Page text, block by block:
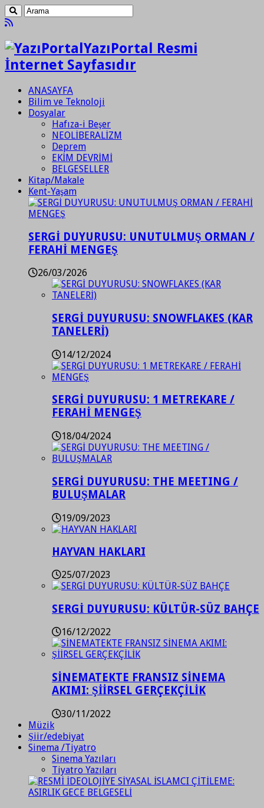
YazıPortal Resmi
İnternet Sayfasıdır
ANASAYFA
Bilim ve Teknoloji
Dosyalar
Hafıza-i Beşer
NEOLİBERALİZM
Deprem
EKİM DEVRİMİ
BELGESELLER
Kitap/Makale
Kent-Yaşam
SERGİ DUYURUSU: UNUTULMUŞ ORMAN /
FERAHİ MENGEŞ
26/03/2026
SERGİ DUYURUSU: SNOWFLAKES (KAR
TANELERİ)
14/12/2024
SERGİ DUYURUSU: 1 METREKARE /
FERAHİ MENGEŞ
18/04/2024
SERGİ DUYURUSU: THE MEETING /
BULUŞMALAR
19/09/2023
HAYVAN HAKLARI
25/07/2023
SERGİ DUYURUSU: KÜLTÜR-SÜZ BAHÇE
16/12/2022
SİNEMATEKTE FRANSIZ SİNEMA
AKIMI: ŞİİRSEL GERÇEKÇİLİK
30/11/2022
Müzik
Şiir/edebiyat
Sinema /Tiyatro
Sinema Yazıları
Tiyatro Yazıları